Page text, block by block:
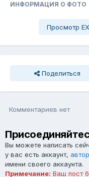
ИНФОРМАЦИЯ О ФОТО
Просмотр
Поделиться
Комментариев нет
Вы можете написать
у вас есть аккаунт,
имени своего аккаунта.
Примечание: Ваш пост